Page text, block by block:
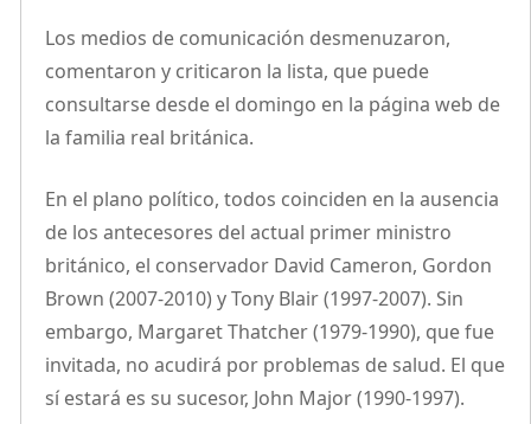
Los medios de comunicación desmenuzaron,
comentaron y criticaron la lista, que puede
consultarse desde el domingo en la página web de
la familia real británica.
En el plano político, todos coinciden en la ausencia
de los antecesores del actual primer ministro
británico, el conservador David Cameron, Gordon
Brown (2007-2010) y Tony Blair (1997-2007). Sin
embargo, Margaret Thatcher (1979-1990), que fue
invitada, no acudirá por problemas de salud. El que
sí estará es su sucesor, John Major (1990-1997).